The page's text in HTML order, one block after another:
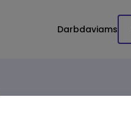
Darbdaviams